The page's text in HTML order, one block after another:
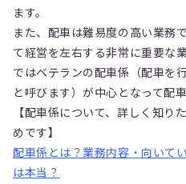
ます。
また、配車は難易度の高い業務
て経営を左右する非常に重要な
ではベテランの配車係（配車を
と呼びます）が中心となって配
【配車係について、詳しく知り
めです】
配車係とは？業務内容・向いて
は本当？